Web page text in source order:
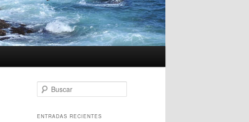
u
c
ENTRADAS RECIENTES